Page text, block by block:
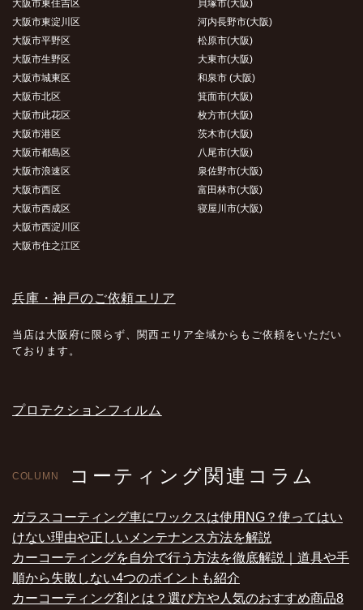
大阪市東住吉区
大阪市東淀川区
大阪市平野区
大阪市生野区
大阪市城東区
大阪市北区
大阪市此花区
大阪市港区
大阪市都島区
大阪市浪速区
大阪市西区
大阪市西成区
大阪市西淀川区
大阪市住之江区
貝塚市(大阪)
河内長野市(大阪)
松原市(大阪)
大東市(大阪)
和泉市 (大阪)
箕面市(大阪)
枚方市(大阪)
茨木市(大阪)
八尾市(大阪)
泉佐野市(大阪)
富田林市(大阪)
寝屋川市(大阪)
兵庫・神戸のご依頼エリア
当店は大阪府に限らず、関西エリア全域からもご依頼をいただい
ております。
プロテクションフィルム
COLUMN コーティング関連コラム
ガラスコーティング車にワックスは使用NG？使ってはい
けない理由や正しいメンテナンス方法を解説
カーコーティングを自分で行う方法を徹底解説｜道具や手
順から失敗しない4つのポイントも紹介
カーコーティング剤とは？選び方や人気のおすすめ商品8